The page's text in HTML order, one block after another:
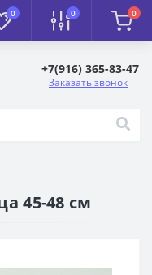
0 0 0
+7(916) 365-83-47
Заказать звонок
45-48 см